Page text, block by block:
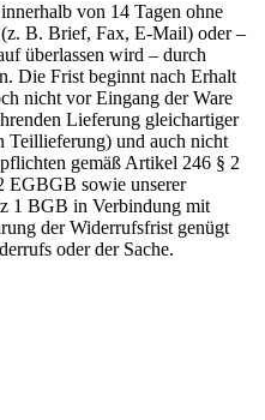
von 14 Tagen ohne
B. Brief, Fax, E-Mail) oder –
überlassen wird – durch
Die Frist beginnt nach Erhalt
nicht vor Eingang der Ware
Lieferung gleichartiger
Teillieferung) und auch nicht
gemäß Artikel 246 § 2
EGBGB sowie unserer
1 BGB in Verbindung mit
der Widerrufsfrist genügt
oder der Sache.